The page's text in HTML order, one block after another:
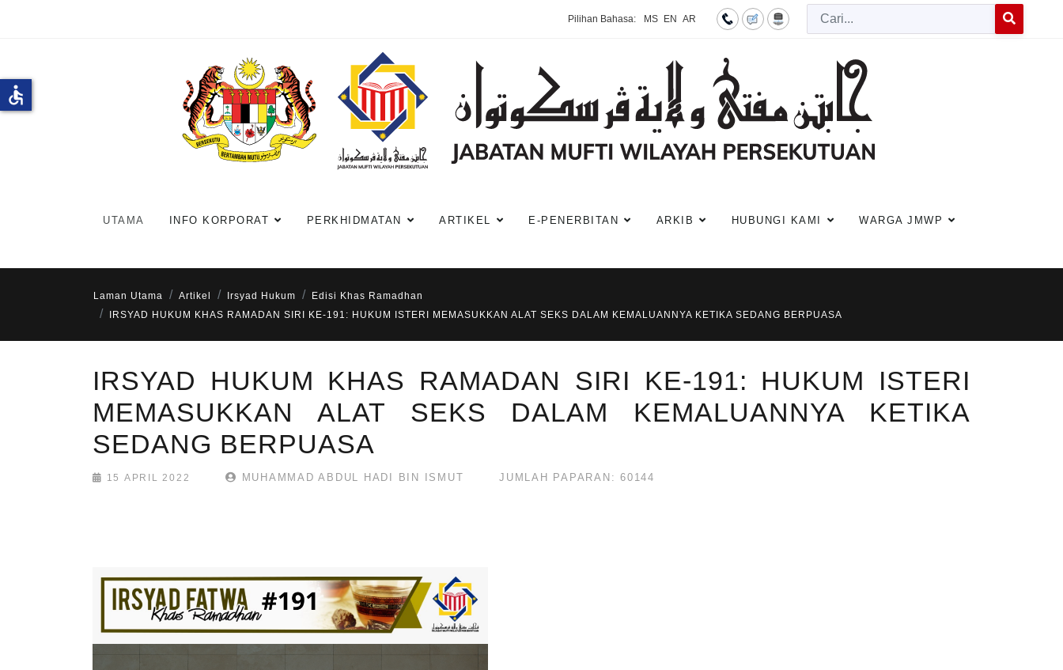
Pilihan Bahasa: MS EN AR
Cari
UTAMA INFO KORPORAT PERKHIDMATAN ARTIKEL E-PENERBITAN ARKIB HUBUNGI KAMI WARGA JMWP
Laman Utama Artikel Irsyad Hukum
Edisi Khas Ramadhan
IRSYAD HUKUM KHAS RAMADAN SIRI KE-191: HUKUM ISTERI MEMASUKKAN ALAT SEKS DALAM KEMALUANNYA KETIKA SEDANG BERPUASA
IRSYAD HUKUM KHAS RAMADAN SIRI KE-191: HUKUM ISTERI
MEMASUKKAN ALAT SEKS DALAM KEMALUANNYA KETIKA
SEDANG BERPUASA
15 APRIL 2022 MUHAMMAD ABDUL HADI BIN ISMUT JUMLAH PAPARAN: 60144
accessible